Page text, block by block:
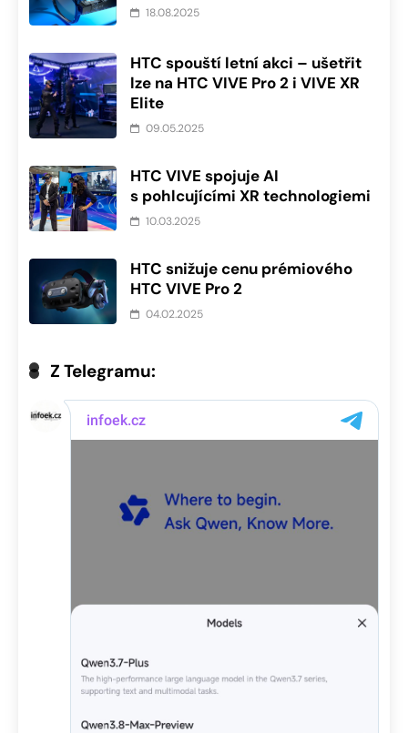
18.08.2025
HTC spouští letní akci – ušetřit
lze na HTC VIVE Pro 2 i VIVE XR
Elite
09.05.2025
HTC VIVE spojuje AI
s pohlcujícími XR technologiemi
10.03.2025
HTC snižuje cenu prémiového
HTC VIVE Pro 2
04.02.2025
Z Telegramu: